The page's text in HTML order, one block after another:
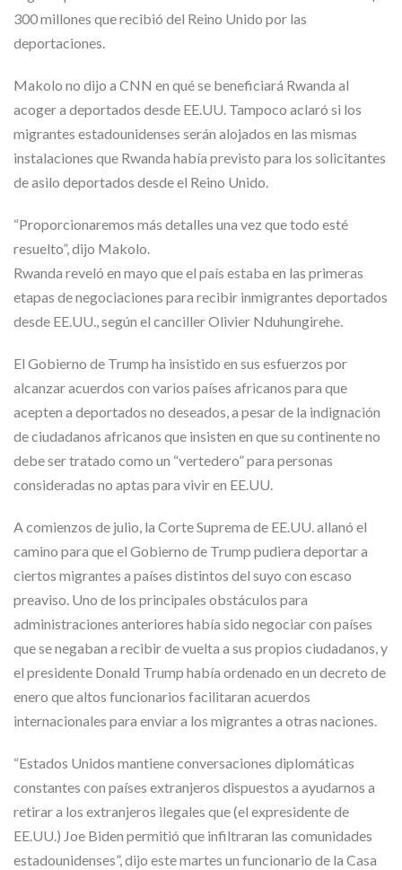
300 millones que recibió del Reino Unido por las
deportaciones.
Makolo no dijo a CNN en qué se beneficiará Rwanda al
acoger a deportados desde EE.UU. Tampoco aclaró si los
migrantes estadounidenses serán alojados en las mismas
instalaciones que Rwanda había previsto para los solicitantes
de asilo deportados desde el Reino Unido.
“Proporcionaremos más detalles una vez que todo esté
resuelto”, dijo Makolo.
Rwanda reveló en mayo que el país estaba en las primeras
etapas de negociaciones para recibir inmigrantes deportados
desde EE.UU., según el canciller Olivier Nduhungirehe.
El Gobierno de Trump ha insistido en sus esfuerzos por
alcanzar acuerdos con varios países africanos para que
acepten a deportados no deseados, a pesar de la indignación
de ciudadanos africanos que insisten en que su continente no
debe ser tratado como un “vertedero” para personas
consideradas no aptas para vivir en EE.UU.
A comienzos de julio, la Corte Suprema de EE.UU. allanó el
camino para que el Gobierno de Trump pudiera deportar a
ciertos migrantes a países distintos del suyo con escaso
preaviso. Uno de los principales obstáculos para
administraciones anteriores había sido negociar con países
que se negaban a recibir de vuelta a sus propios ciudadanos, y
el presidente Donald Trump había ordenado en un decreto de
enero que altos funcionarios facilitaran acuerdos
internacionales para enviar a los migrantes a otras naciones.
“Estados Unidos mantiene conversaciones diplomáticas
constantes con países extranjeros dispuestos a ayudarnos a
retirar a los extranjeros ilegales que (el expresidente de
EE.UU.) Joe Biden permitió que infiltraran las comunidades
estadounidenses”, dijo este martes un funcionario de la Casa